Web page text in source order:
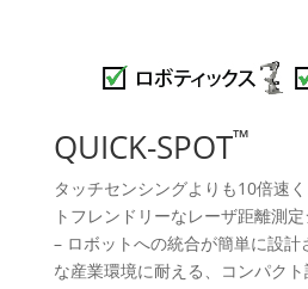
QUICK-SPOT™
タッチセンシングよりも10倍速
トフレンドリーなレーザ距離測
– ロボットへの統合が簡単に設
な産業環境に耐える、コンパク